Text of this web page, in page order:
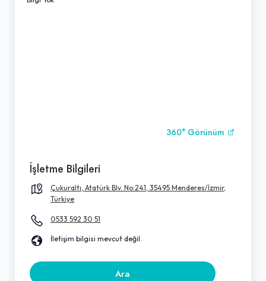
360° Görünüm
İşletme Bilgileri
Çukuraltı, Atatürk Blv. No:241, 35495 Menderes/İzmir,
Türkiye
0533 592 30 51
İletişim bilgisi mevcut değil.
Ara